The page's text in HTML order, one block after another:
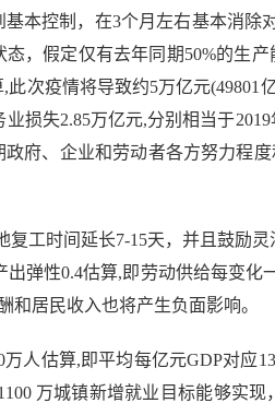
控制，在3个月左右基本消除
，假定仅有去年同期50%的生产
次疫情将导致约5万亿元(49801
损失2.85万亿元,分别相当于
府、企业和劳动者各方努力程
时间延长7-15天，并且鼓励
弹性0.4估算,即劳动供给每变化
和居民收入也将产生负面影响。
估算,即平均每亿元GDP对应
万城镇新增就业目标能够实